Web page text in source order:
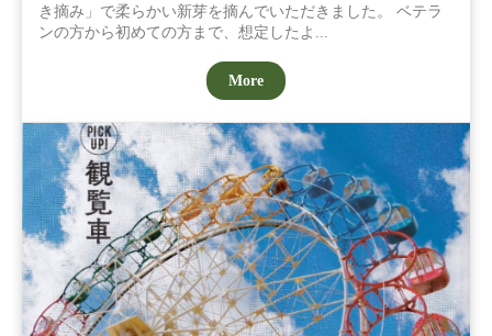
き摘み」で柔らかい新芽を摘んでいただきました。 ベテラ
ンの方から初めての方まで、想定したよ...
More